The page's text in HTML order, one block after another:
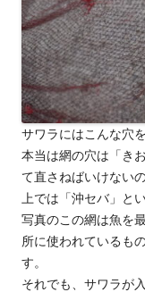
サワラにはこんな穴
本当は網の穴は「き
て直さねばいけない
上では「沖セバ」と
写真のこの網は魚を
所に使われているも
す。
それでも、サワラが